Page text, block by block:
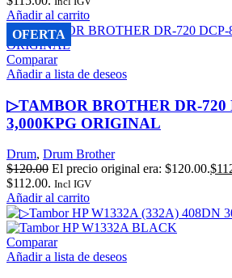
Añadir al carrito
OFERTA
Comparar
Añadir a lista de deseos
▷TAMBOR BROTHER DR-720
3,000KPG ORIGINAL
Drum, Drum Brother
$120.00 El precio original era: $120.00.$
$112.00. Incl IGV
Añadir al carrito
Comparar
Añadir a lista de deseos